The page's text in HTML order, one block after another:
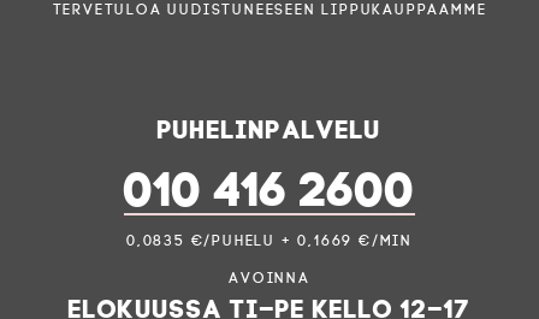
Tervetuloa uudistuneeseen lippukauppaamme
Puhelinpalvelu
010 416 2600
0,0835 €/puhelu + 0,1669 €/min
Avoinna
elokuussa ti–pe kello 12–17